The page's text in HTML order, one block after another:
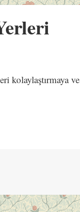
kolaylaştırmaya ve